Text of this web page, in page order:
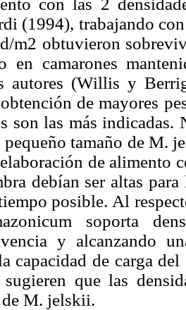
con las 2
(1994), trabajando
m2 obtuvieron
en camarones
autores (Willis y
de mayores
son las más indicadas.
pequeño tamaño de M.
de alimento
debían ser altas
posible. Al
soporta
y alcanzando
capacidad de carga
sugieren que las
M. jelskii.